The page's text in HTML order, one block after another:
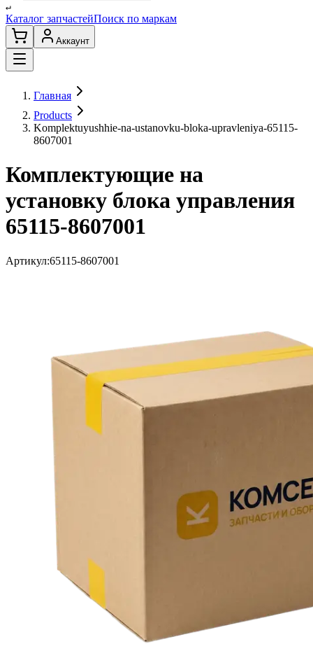
↵
Каталог запчастейПоиск по маркам
Аккаунт
Главная
Products
Komplektuyushhie-na-ustanovku-bloka-upravleniya-65115-
8607001
Комплектующие на
установку блока управления
65115-8607001
Артикул:65115-8607001